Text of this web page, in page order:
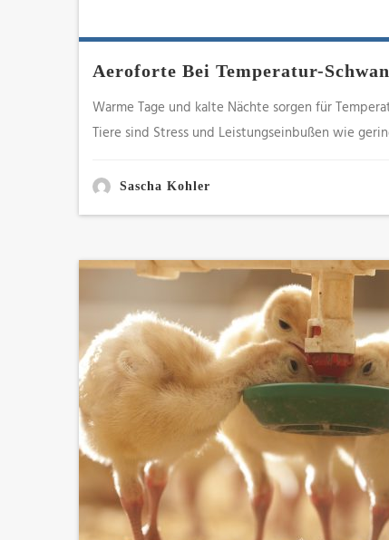
Aeroforte Bei Temperatur-
Warme Tage und kalte Nächte sorgen für
Tiere sind Stress und Leistungseinbußen wie
Sascha Kohler